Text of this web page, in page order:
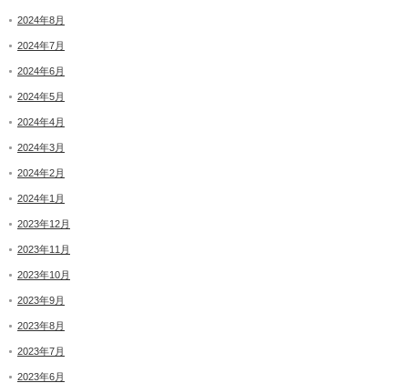
2024年8月
2024年7月
2024年6月
2024年5月
2024年4月
2024年3月
2024年2月
2024年1月
2023年12月
2023年11月
2023年10月
2023年9月
2023年8月
2023年7月
2023年6月